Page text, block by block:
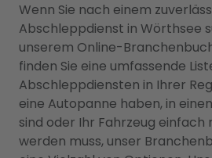
Wenn Sie nach einem
Abschleppdienst in Wörthsee
unserem Online-
finden Sie eine umfassende
Abschleppdiensten in Ihrer
eine Autopanne haben, in
sind oder Ihr Fahrzeug
werden muss, unser